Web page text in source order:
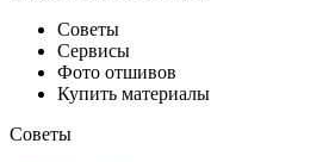
Советы
Сервисы
Фото отшивов
Купить материалы
Советы